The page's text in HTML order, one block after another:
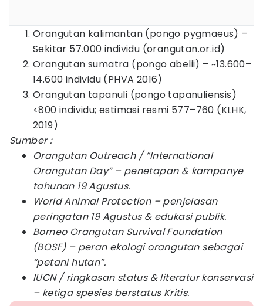
Orangutan kalimantan (pongo pygmaeus) –
Sekitar 57.000 individu (orangutan.or.id)
Orangutan sumatra (pongo abelii) – ~13.600–
14.600 individu (PHVA 2016)
Orangutan tapanuli (pongo tapanuliensis)
<800 individu; estimasi resmi 577–760 (KLHK,
2019)
Sumber :
Orangutan Outreach / “International
Orangutan Day” – penetapan & kampanye
tahunan 19 Agustus.
World Animal Protection – penjelasan
peringatan 19 Agustus & edukasi publik.
Borneo Orangutan Survival Foundation
(BOSF) – peran ekologi orangutan sebagai
“petani hutan”.
IUCN / ringkasan status & literatur konservasi
– ketiga spesies berstatus Kritis.